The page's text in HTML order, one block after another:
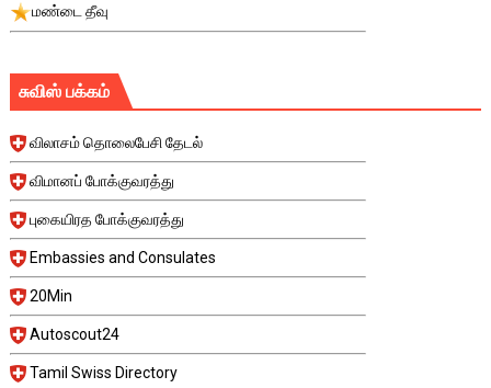
மண்டை தீவு
சுவிஸ் பக்கம்
விலாசம் தொலைபேசி தேடல்
விமானப் போக்குவரத்து
புகையிரத போக்குவரத்து
Embassies and Consulates
20Min
Autoscout24
Tamil Swiss Directory